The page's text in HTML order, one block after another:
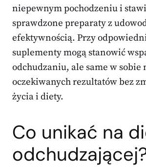
niepewnym pochodzeniu i
sprawdzone preparaty z
efektywnością. Przy
suplementy mogą stanowić
odchudzaniu, ale same w sobie
oczekiwanych rezultatów bez
życia i diety.
Co unikać na